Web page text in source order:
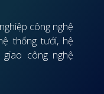
công nghệ
thống tưới, hệ
công nghệ